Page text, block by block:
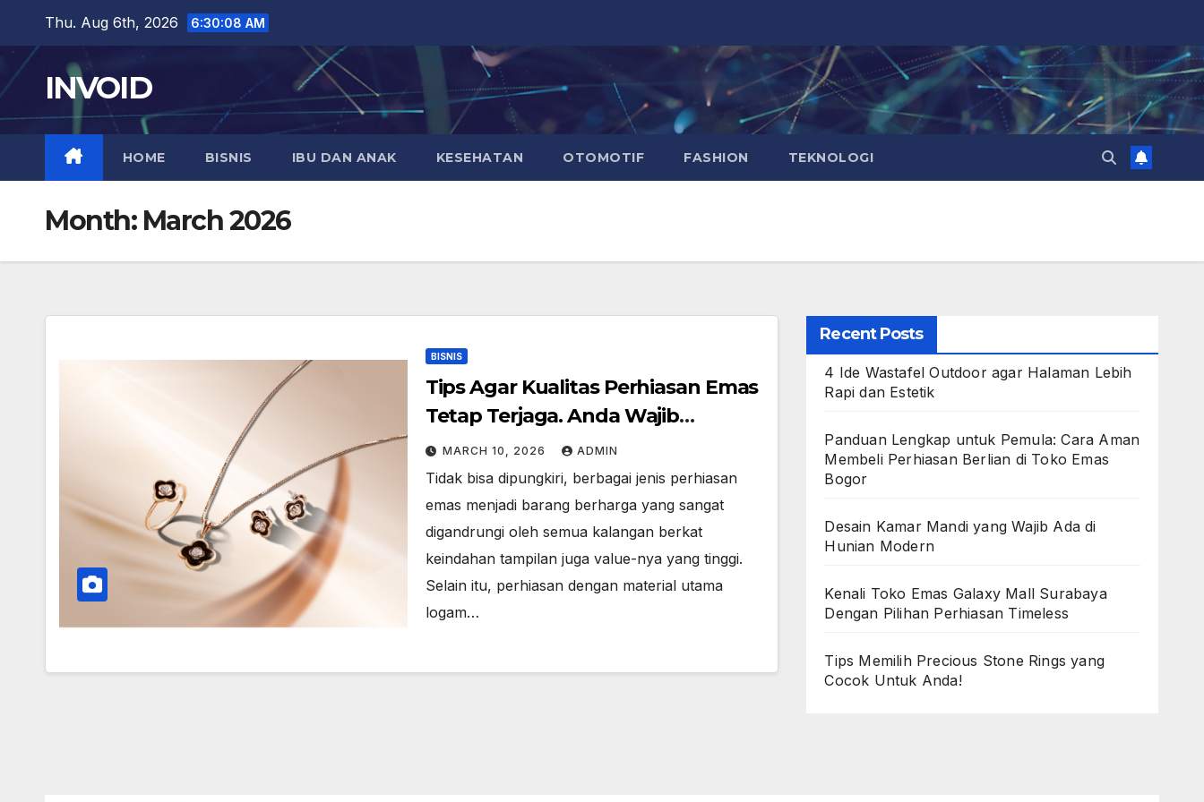
content
Thu. Aug 6th, 2026 6:30:08 AM
INVOID
HOME BISNIS IBU DAN ANAK KESEHATAN OTOMOTIF FASHION TEKNOLOGI
Month: March 2026
BISNIS
Tips Agar Kualitas Perhiasan Emas
Tetap Terjaga. Anda Wajib
Mengetahuinya!
MARCH 10, 2026 ADMIN
Tidak bisa dipungkiri, berbagai jenis perhiasan
emas menjadi barang berharga yang sangat
digandrungi oleh semua kalangan berkat
keindahan tampilan juga value-nya yang tinggi.
Selain itu, perhiasan dengan material utama
logam…
Recent Posts
4 Ide Wastafel Outdoor agar Halaman Lebih
Rapi dan Estetik
Panduan Lengkap untuk Pemula: Cara Aman
Membeli Perhiasan Berlian di Toko Emas
Bogor
Desain Kamar Mandi yang Wajib Ada di
Hunian Modern
Kenali Toko Emas Galaxy Mall Surabaya
Dengan Pilihan Perhiasan Timeless
Tips Memilih Precious Stone Rings yang
Cocok Untuk Anda!